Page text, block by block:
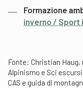
Formazione
inverno / Sport
Fonte: Christian Haug,
Alpinismo e Sci
CAS e guida di